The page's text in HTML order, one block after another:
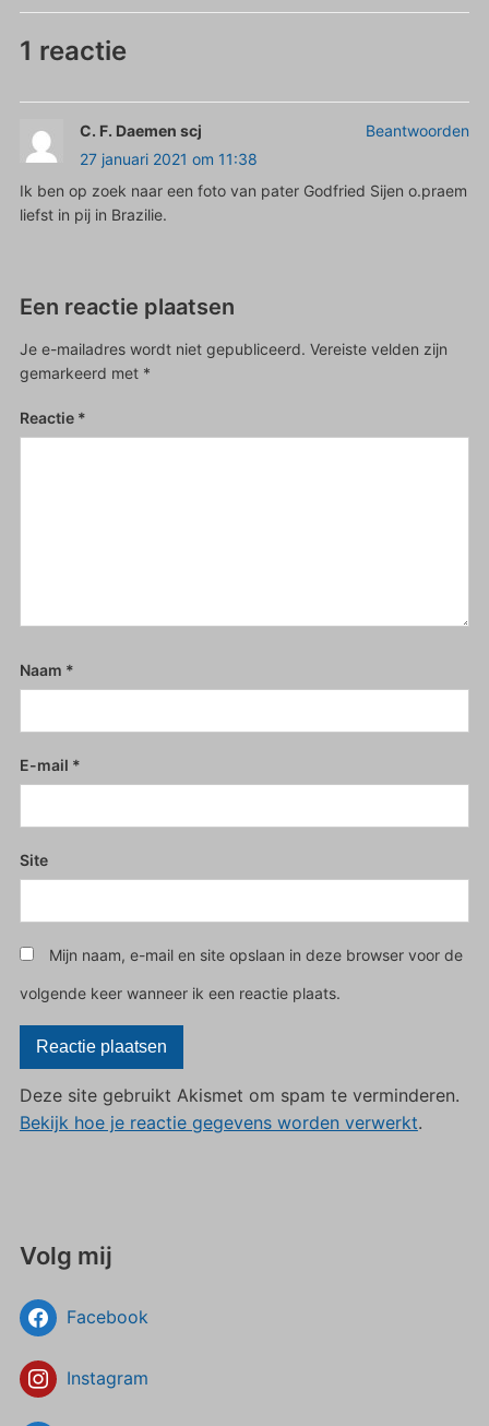
1 reactie
C. F. Daemen scj
27 januari 2021 om 11:38
Ik ben op zoek naar een foto van pater Godfried Sijen o.praem
liefst in pij in Brazilie.
Beantwoorden
Een reactie plaatsen
Je e-mailadres wordt niet gepubliceerd. Vereiste velden zijn
gemarkeerd met *
Reactie *
Naam *
E-mail *
Site
Mijn naam, e-mail en site opslaan in deze browser voor de
volgende keer wanneer ik een reactie plaats.
Deze site gebruikt Akismet om spam te verminderen.
Bekijk hoe je reactie gegevens worden verwerkt.
Volg mij
Facebook
Instagram